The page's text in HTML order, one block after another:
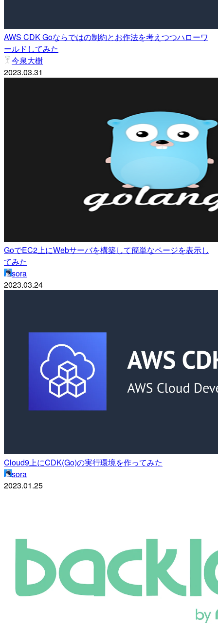
AWS CDK Goならではの制約とお作法を考えつつハローワ
ールドしてみた
今泉大樹
2023.03.31
GoでEC2上にWebサーバを構築して簡単なページを表示し
てみた
sora
2023.03.24
Cloud9上にCDK(Go)の実行環境を作ってみた
sora
2023.01.25